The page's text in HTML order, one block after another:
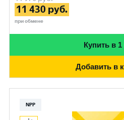
11 430 руб.
при обмене
Купить в
Добавить в
NPP